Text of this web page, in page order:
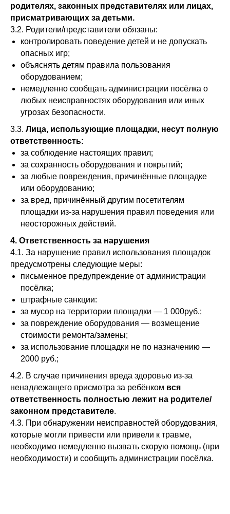
родителях, законных представителях или лицах,
присматривающих за детьми.
3.2. Родители/представители обязаны:
контролировать поведение детей и не допускать
опасных игр;
объяснять детям правила пользования
оборудованием;
немедленно сообщать администрации посёлка о
любых неисправностях оборудования или иных
угрозах безопасности.
3.3. Лица, использующие площадки, несут полную
ответственность:
за соблюдение настоящих правил;
за сохранность оборудования и покрытий;
за любые повреждения, причинённые площадке
или оборудованию;
за вред, причинённый другим посетителям
площадки из‑за нарушения правил поведения или
неосторожных действий.
4. Ответственность за нарушения
4.1. За нарушение правил использования площадок
предусмотрены следующие меры:
письменное предупреждение от администрации
посёлка;
штрафные санкции:
за мусор на территории площадки — 1 000руб.;
за повреждение оборудования — возмещение
стоимости ремонта/замены;
за использование площадки не по назначению —
2000 руб.;
4.2. В случае причинения вреда здоровью из‑за
ненадлежащего присмотра за ребёнком вся
ответственность полностью лежит на родителе/
законном представителе.
4.3. При обнаружении неисправностей оборудования,
которые могли привести или привели к травме,
необходимо немедленно вызвать скорую помощь (при
необходимости) и сообщить администрации посёлка.